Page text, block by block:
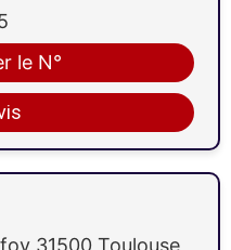
le N°
31500 Toulouse